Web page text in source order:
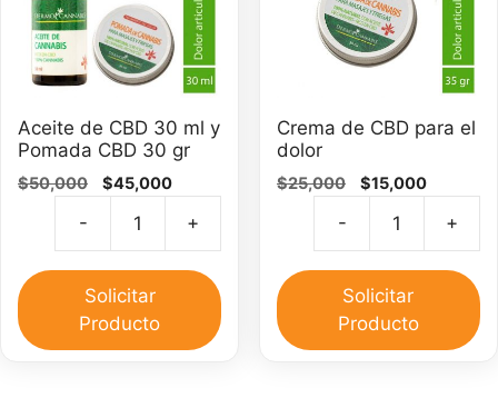
Aceite de CBD 30 ml y
Pomada CBD 30 gr
$50,000
El
original
era:
$50,000.
$45,000El
actual
es:
$45,000.
-
CBD
30
+
Solicitar
Producto
Crema de CBD para el
dolor
$25,000
El
original
era:
$25,000.
$15,000El
actual
es:
$15,000.
- +
Solicitar
Producto